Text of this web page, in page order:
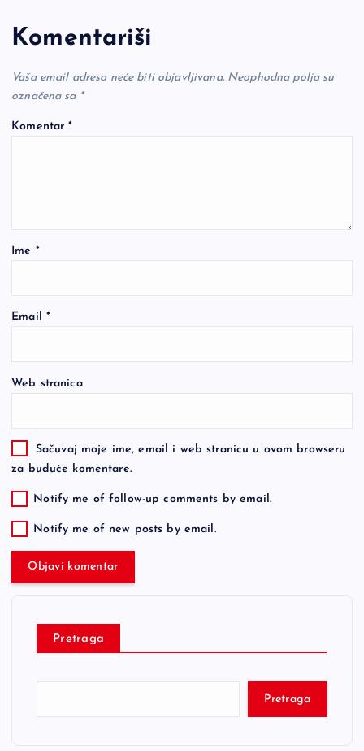
Komentariši
Vaša email adresa neće biti objavljivana. Neophodna polja su
označena sa *
Komentar*
Ime *
Email *
Web stranica
Sačuvaj moje ime, email i web stranicu u ovom browseru
za buduće komentare.
Notify me of follow-up comments by email.
Notify me of new posts by email.
Pretraga
Pretraga